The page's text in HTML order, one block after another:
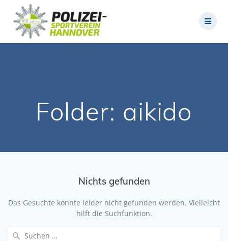
Folder: aikido
Nichts gefunden
Das Gesuchte konnte leider nicht gefunden werden. Vielleicht
hilft die Suchfunktion.